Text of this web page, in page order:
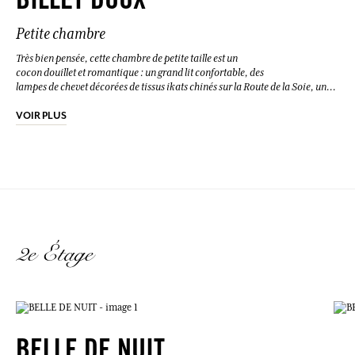
coton et toutes les chambres sont climatisées.
Petite chambre
Très bien pensée, cette chambre de petite taille est un
cocon douillet et romantique : un grand lit confortable, des
lampes de chevet décorées de tissus ikats chinés sur la Route de la Soie, une
lin, les serviettes de toilette en coton et toutes les chambres sont climatisées.
VOIR PLUS
2e Étage